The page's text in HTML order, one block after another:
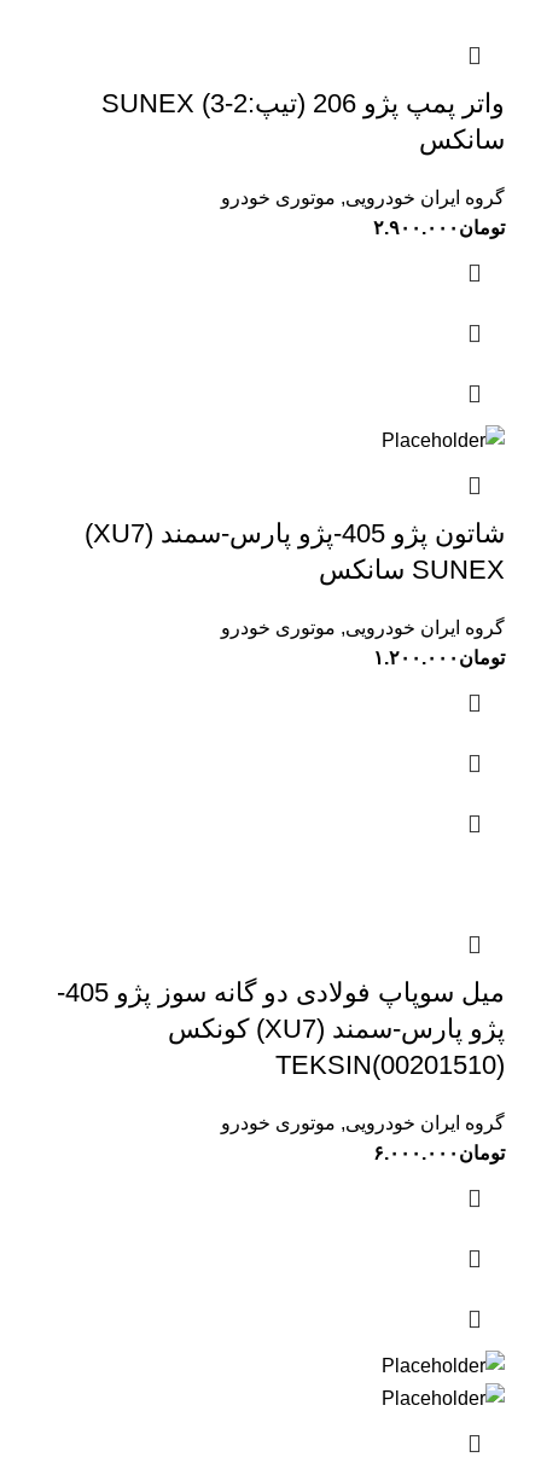
واتر پمپ پژو 206 (تیپ:2-3) SUNEX
سانکس
گروه ایران خودرویی, موتوری خودرو
تومان ۲.۹۰۰.۰۰۰
شاتون پژو 405-پژو پارس-سمند (XU7)
SUNEX سانکس
گروه ایران خودرویی, موتوری خودرو
تومان ۱.۲۰۰.۰۰۰
میل سوپاپ فولادی دو گانه سوز پژو 405-
پژو پارس-سمند (XU7) کونکس
TEKSIN(00201510)
گروه ایران خودرویی, موتوری خودرو
تومان ۶.۰۰۰.۰۰۰